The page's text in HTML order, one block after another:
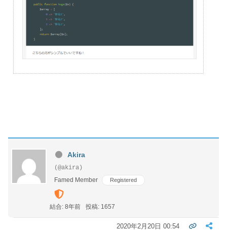
Akira
(@akira)
Famed Member
Registered
結合: 8年前 投稿: 1657
2020年2月20日 00:54